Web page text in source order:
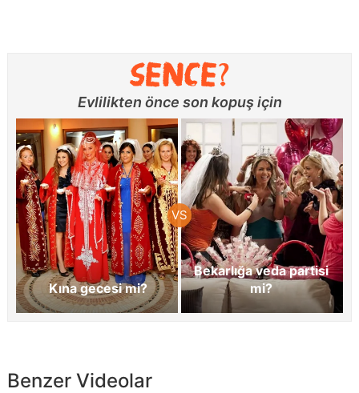
Evlilikten önce son kopuş için
Kına gecesi mi?
Bekarlığa veda partisi
mi?
Benzer Videolar